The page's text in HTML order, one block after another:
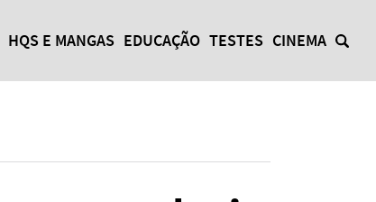
HQS E MANGAS EDUCAÇÃO TESTES CINEMA